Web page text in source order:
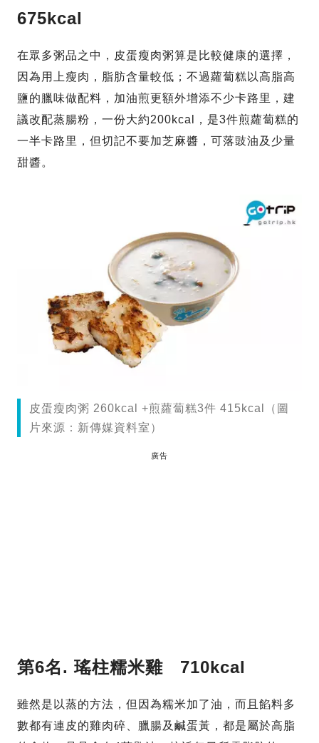
675kcal
在眾多粥品之中，皮蛋瘦肉粥算是比較健康的選擇，
因為用上瘦肉，脂肪含量較低；不過蘿蔔糕以高脂高
鹽的臘味做配料，加油煎更額外增添不少卡路里，建
議改配蒸腸粉，一份大約200kcal，是3件煎蘿蔔糕的
一半卡路里，但切記不要加芝麻醬，可落豉油及少量
甜醬。
皮蛋瘦肉粥 260kcal +煎蘿蔔糕3件 415kcal（圖
片來源：新傳媒資料室）
廣告
第6名. 瑤柱糯米雞 710kcal
雖然是以蒸的方法，但因為糯米加了油，而且餡料多
數都有連皮的雞肉碎、臘腸及鹹蛋黃，都是屬於高脂